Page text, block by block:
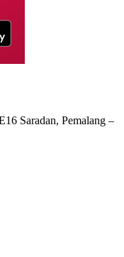
Saradan, Pemalang –